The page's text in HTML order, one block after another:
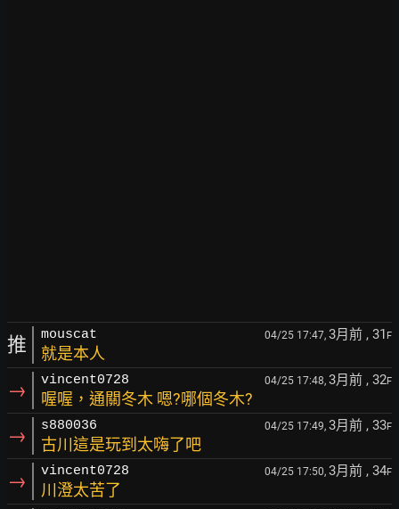
推 mouscat 04/25 17:47, 3月前 , 31 F
就是本人
→ vincent0728 04/25 17:48, 3月前 , 32F
喔喔，通關冬木 嗯?哪個冬木?
→ s880036 04/25 17:49, 3月前 , 33F
古川這是玩到太嗨了吧
→ vincent0728 04/25 17:50, 3月前 , 34F
川澄太苦了